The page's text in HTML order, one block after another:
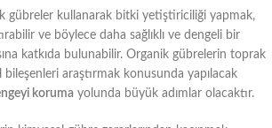
gübreler kullanarak bitki yetiştiriciliği yapmak,
ve böylece daha sağlıklı ve dengeli bir
katkıda bulunabilir. Organik gübrelerin toprak
araştırmak konusunda yapılacak
koruma yolunda büyük adımlar olacaktır.